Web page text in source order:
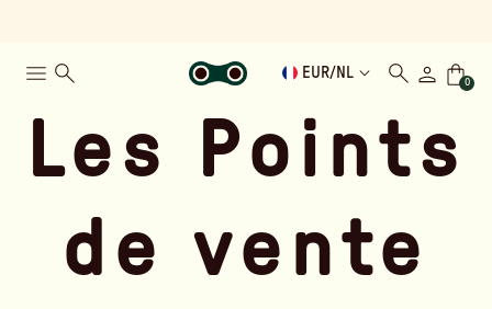
EUR/ NL
0
Les Points
de vente